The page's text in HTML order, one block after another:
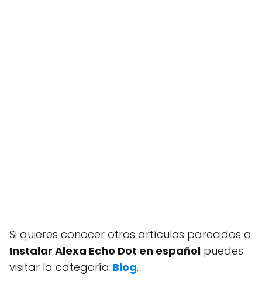
Si quieres conocer otros artículos parecidos a
Instalar Alexa Echo Dot en español puedes
visitar la categoría Blog.